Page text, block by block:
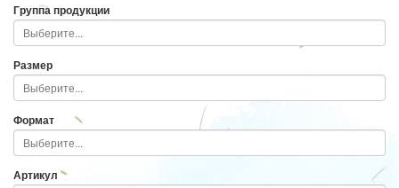
Группа продукции
Размер
Формат
Артикул